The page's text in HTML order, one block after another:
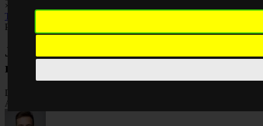
×
Technologia
Poradniki
Jak założyć konto na TikToku? Prosta
rejestracja krok po kroku
Dodano:
Aktualizacja: